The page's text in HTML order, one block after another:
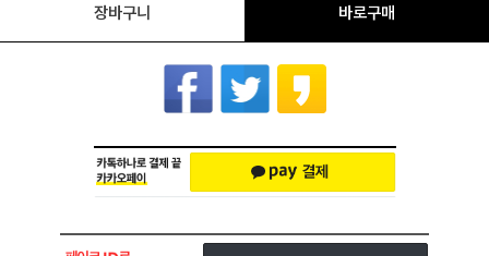
장바구니 바로구매